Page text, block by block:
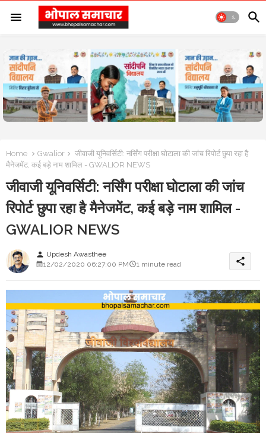
Home Gwalior
जीवाजी यूनिवर्सिटी: नर्सिंग परीक्षा घोटाला की जांच रिपोर्ट छुपा रहा है
मैनेजमेंट, कई बड़े नाम शामिल - GWALIOR NEWS
जीवाजी यूनिवर्सिटी: नर्सिंग परीक्षा घोटाला की जांच
रिपोर्ट छुपा रहा है मैनेजमेंट, कई बड़े नाम शामिल -
GWALIOR NEWS
person Updesh Awasthee
12/02/2020 06:27:00 PM
1 minute read share